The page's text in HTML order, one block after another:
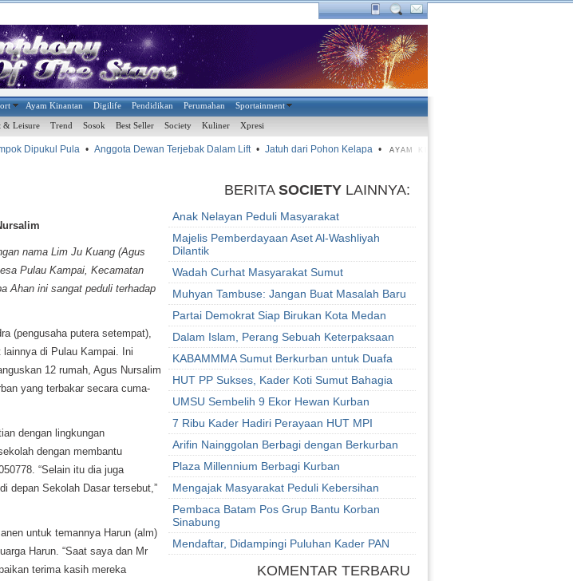
Ayam Kinantan Digilife Pendidikan Perumahan Sportainment
& Leisure Trend Sosok Best Seller Society Kuliner Xpresi
Dipukul Pula • Anggota Dewan Terjebak Dalam Lift • Jatuh dari Pohon Kelapa • AYAM KINANTAN
nama Lim Ju Kuang (Agus
Pulau Kampai, Kecamatan
Ahan ini sangat peduli terhadap
(pengusaha putera setempat),
di Pulau Kampai. Ini
12 rumah, Agus Nursalim
yang terbakar secara cuma-
dengan lingkungan
dengan membantu
“Selain itu dia juga
depan Sekolah Dasar tersebut,”
untuk temannya Harun (alm)
Harun. “Saat saya dan Mr
terima kasih mereka
BERITA SOCIETY LAINNYA:
Anak Nelayan Peduli Masyarakat
Majelis Pemberdayaan Aset Al-Washliyah
Dilantik
Wadah Curhat Masyarakat Sumut
Muhyan Tambuse: Jangan Buat Masalah Baru
Partai Demokrat Siap Birukan Kota Medan
Dalam Islam, Perang Sebuah Keterpaksaan
KABAMMMA Sumut Berkurban untuk Duafa
HUT PP Sukses, Kader Koti Sumut Bahagia
UMSU Sembelih 9 Ekor Hewan Kurban
7 Ribu Kader Hadiri Perayaan HUT MPI
Arifin Nainggolan Berbagi dengan Berkurban
Plaza Millennium Berbagi Kurban
Mengajak Masyarakat Peduli Kebersihan
Pembaca Batam Pos Grup Bantu Korban
Sinabung
Mendaftar, Didampingi Puluhan Kader PAN
KOMENTAR TERBARU